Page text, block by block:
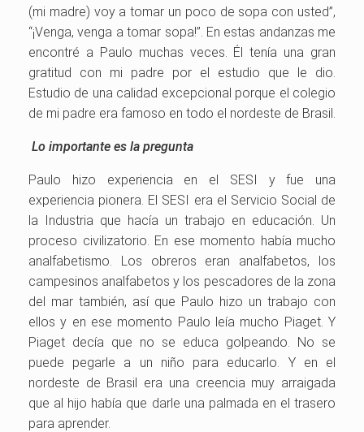
(mi madre) voy a tomar un poco de sopa con usted”,
“¡Venga, venga a tomar sopa!”. En estas andanzas me
encontré a Paulo muchas veces. Él tenía una gran
gratitud con mi padre por el estudio que le dio.
Estudio de una calidad excepcional porque el colegio
de mi padre era famoso en todo el nordeste de Brasil.
Lo importante es la pregunta
Paulo hizo experiencia en el SESI y fue una
experiencia pionera. El SESI era el Servicio Social de
la Industria que hacía un trabajo en educación. Un
proceso civilizatorio. En ese momento había mucho
analfabetismo. Los obreros eran analfabetos, los
campesinos analfabetos y los pescadores de la zona
del mar también, así que Paulo hizo un trabajo con
ellos y en ese momento Paulo leía mucho Piaget. Y
Piaget decía que no se educa golpeando. No se
puede pegarle a un niño para educarlo. Y en el
nordeste de Brasil era una creencia muy arraigada
que al hijo había que darle una palmada en el trasero
para aprender.